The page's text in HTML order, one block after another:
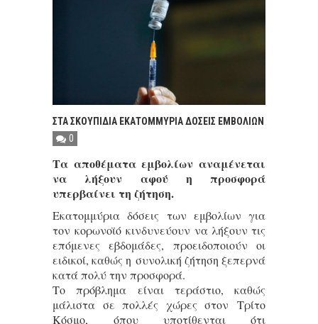
ΣΤΑ ΣΚΟΥΠΙΔΙΑ ΕΚΑΤΟΜΜΥΡΙΑ ΔΟΣΕΙΣ ΕΜΒΟΛΙΩΝ
0
Τα αποθέματα εμβολίων αναμένεται
να λήξουν αφού η προσφορά
υπερβαίνει τη ζήτηση.
Εκατομμύρια δόσεις των εμβολίων για
τον κορωνοϊό κινδυνεύουν να λήξουν τις
επόμενες εβδομάδες, προειδοποιούν οι
ειδικοί, καθώς η συνολική ζήτηση ξεπερνά
κατά πολύ την προσφορά.
Το πρόβλημα είναι τεράστιο, καθώς
μάλιστα σε πολλές χώρες στον Τρίτο
Κόσμο, όπου υποτίθενται ότι